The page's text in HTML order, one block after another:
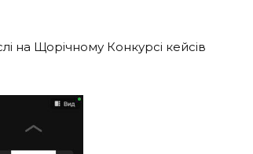
на Щорічному Конкурсі кейсів